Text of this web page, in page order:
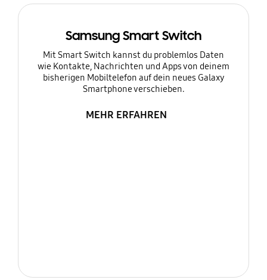
Samsung Smart Switch
Mit Smart Switch kannst du problemlos Daten
wie Kontakte, Nachrichten und Apps von deinem
bisherigen Mobiltelefon auf dein neues Galaxy
Smartphone verschieben.
MEHR ERFAHREN